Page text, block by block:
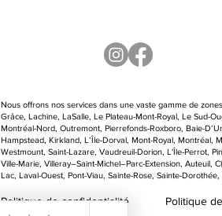
Nous offrons nos services dans une vaste gamme de
Grâce, Lachine, LaSalle, Le Plateau-Mont-Royal, Le Sud-
Montréal-Nord, Outremont, Pierrefonds-Roxboro, Baie-
Hampstead, Kirkland, L’Île-Dorval, Mont-Royal, Montréal,
Westmount, Saint-Lazare, Vaudreuil-Dorion, L'Île-Perrot,
Ville-Marie, Villeray–Saint-Michel–Parc-Extension, Auteuil,
Lac, Laval-Ouest, Pont-Viau, Sainte-Rose, Sainte-
Politique de confidentialité Politique